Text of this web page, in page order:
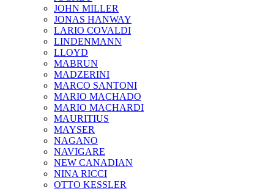
JOHN MILLER
JONAS HANWAY
LARIO COVALDI
LINDENMANN
LLOYD
MABRUN
MADZERINI
MARCO SANTONI
MARIO MACHADO
MARIO MACHARDI
MAURITIUS
MAYSER
NAGANO
NAVIGARE
NEW CANADIAN
NINA RICCI
OTTO KESSLER